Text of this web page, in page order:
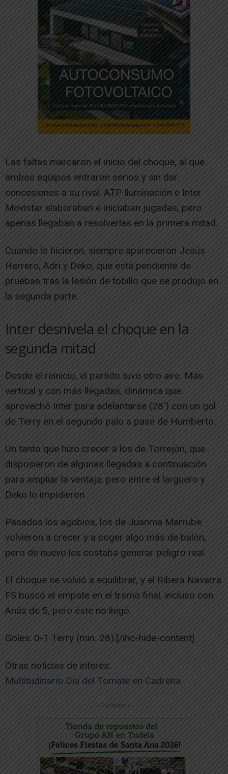
Las faltas marcaron el inicio del choque, al que
ambos equipos entraron serios y sin dar
concesiones a su rival. ATP Iluminación e Inter
Movistar elaboraban e iniciaban jugadas, pero
apenas llegaban a resolverlas en la primera mitad.
Cuando lo hicieron, siempre aparecieron Jesús
Herrero, Adri y Deko, que está pendiente de
pruebas tras la lesión de tobillo que se produjo en
la segunda parte.
Inter desnivela el choque en la
segunda mitad
Desde el reinicio, el partido tuvo otro aire. Más
vertical y con más llegadas, dinámica que
aprovechó Inter para adelantarse (28′) con un gol
de Terry en el segundo palo a pase de Humberto.
Un tanto que hizo crecer a los de Torrejón, que
dispusieron de algunas llegadas a continuación
para ampliar la ventaja, pero entre el larguero y
Deko lo impidieron.
Pasados los agobios, los de Juanma Marrube
volvieron a crecer y a coger algo más de balón,
pero de nuevo les costaba generar peligro real.
El choque se volvió a equilibrar, y el Ribera Navarra
FS buscó el empate en el tramo final, incluso con
Anás de 5, pero éste no llegó.
Goles: 0-1 Terry (min. 28).[/ihc-hide-content]
Otras noticias de interés:
Multitudinario Día del Tomate en Cadreita
-- Publicidad --